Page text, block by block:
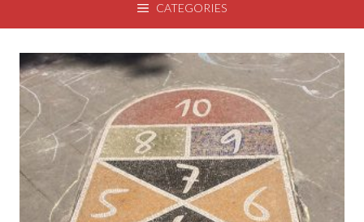
CATEGORIES